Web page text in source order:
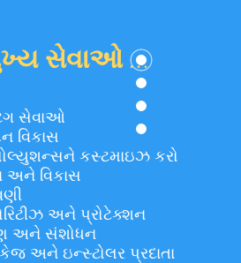
સેવાઓ ...
સેવાઓ
વિકાસ
કસ્ટમાઇઝ કરો
અને વિકાસ
અને પ્રોટેક્શન
અને સંશોધન
અને ઇન્સ્ટોલર પ્રદાતા